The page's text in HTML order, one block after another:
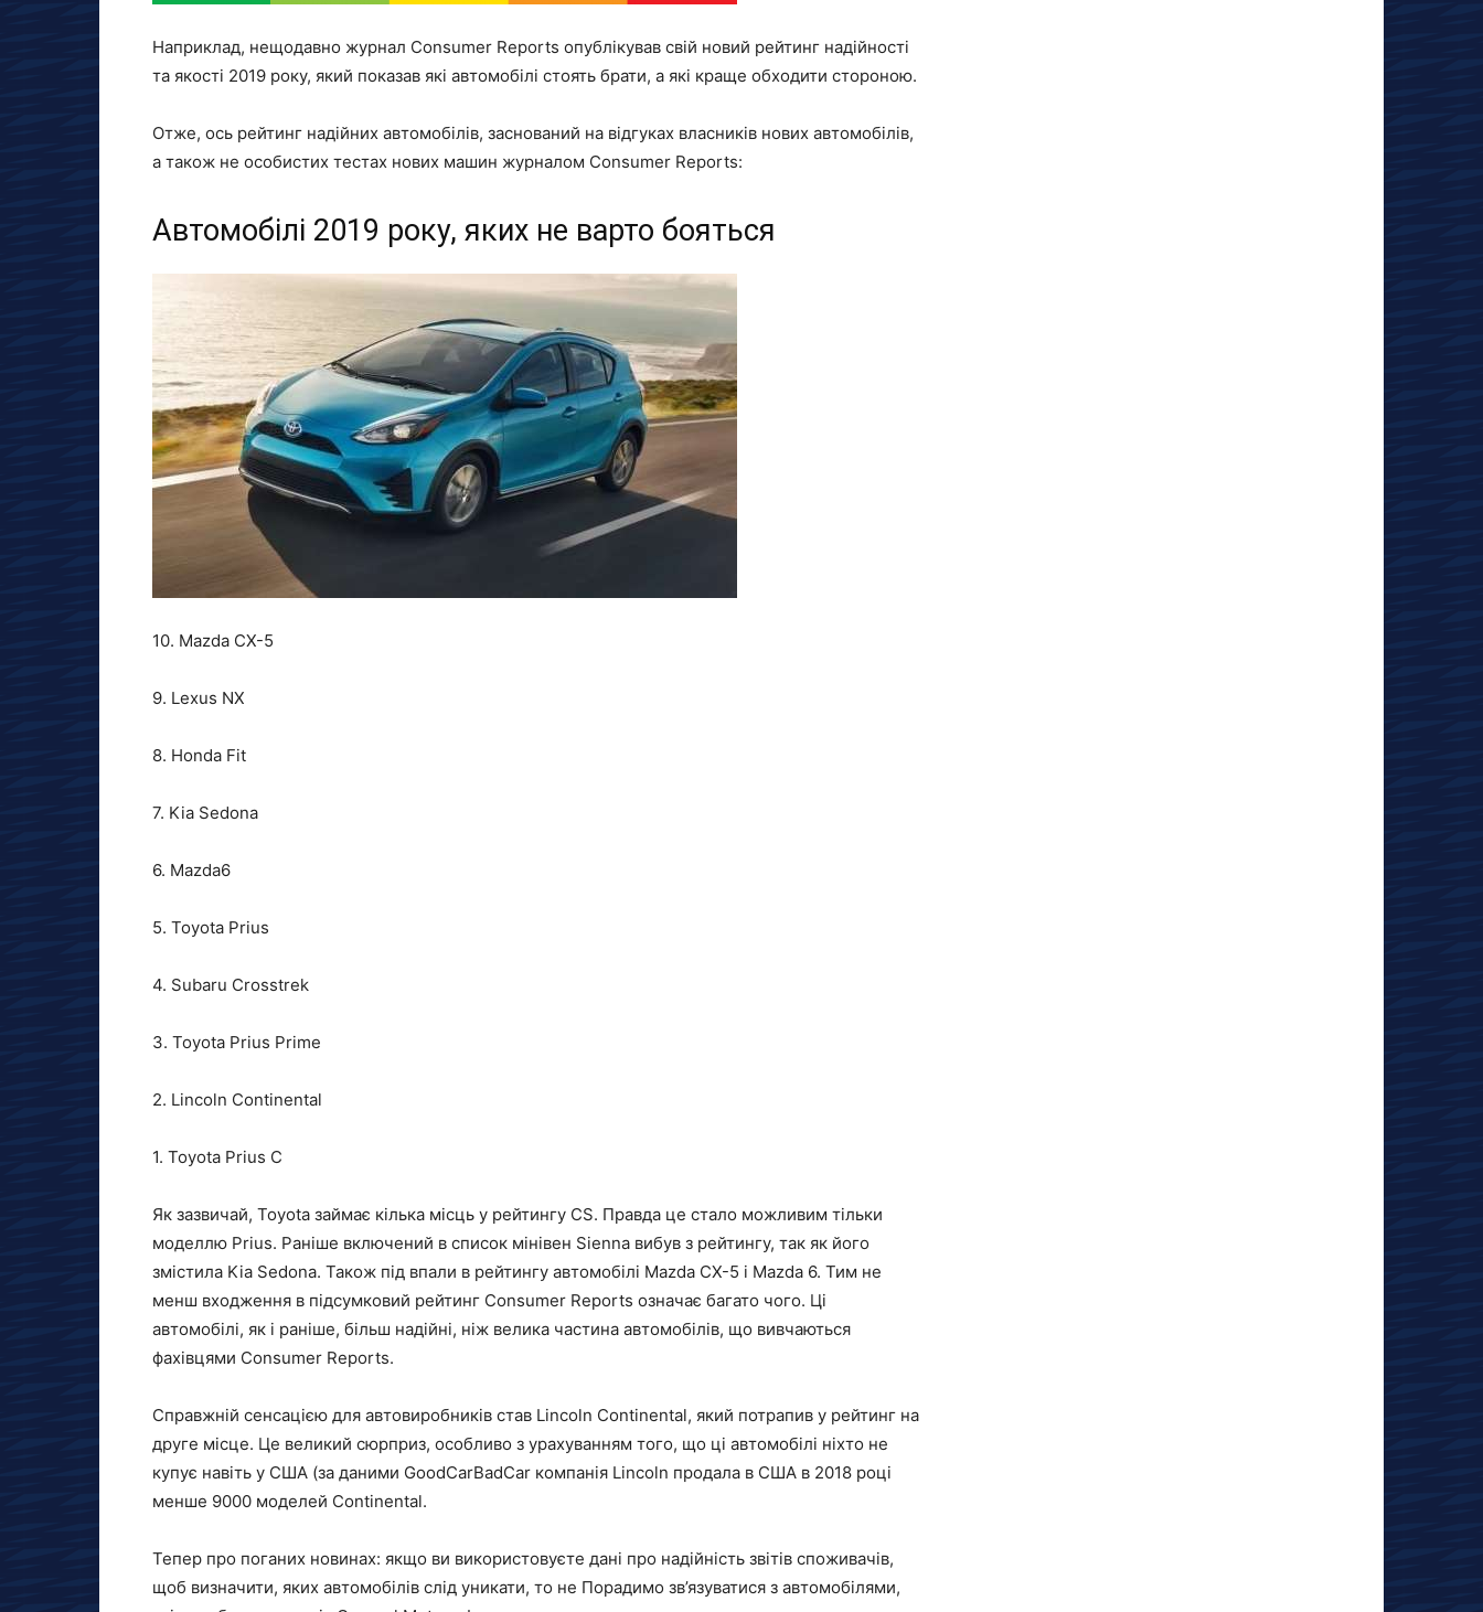
Наприклад, нещодавно журнал Consumer Reports опублікував свій новий рейтинг надійності
та якості 2019 року, який показав які автомобілі стоять брати, а які краще обходити стороною.
Отже, ось рейтинг надійних автомобілів, заснований на відгуках власників нових автомобілів,
а також не особистих тестах нових машин журналом Consumer Reports:
Автомобілі 2019 року, яких не варто бояться
10. Mazda CX-5
9. Lexus NX
8. Honda Fit
7. Kia Sedona
6. Mazda6
5. Toyota Prius
4. Subaru Crosstrek
3. Toyota Prius Prime
2. Lincoln Continental
1. Toyota Prius C
Як зазвичай, Toyota займає кілька місць у рейтингу CS. Правда це стало можливим тільки
моделлю Prius. Раніше включений в список мінівен Sienna вибув з рейтингу, так як його
змістила Kia Sedona. Також під впали в рейтингу автомобілі Mazda CX-5 і Mazda 6. Тим не
менш входження в підсумковий рейтинг Consumer Reports означає багато чого. Ці
автомобілі, як і раніше, більш надійні, ніж велика частина автомобілів, що вивчаються
фахівцями Consumer Reports.
Справжній сенсацією для автовиробників став Lincoln Continental, який потрапив у рейтинг на
друге місце. Це великий сюрприз, особливо з урахуванням того, що ці автомобілі ніхто не
купує навіть у США (за даними GoodCarBadCar компанія Lincoln продала в США в 2018 році
менше 9000 моделей Continental.
Тепер про поганих новинах: якщо ви використовуєте дані про надійність звітів споживачів,
щоб визначити, яких автомобілів слід уникати, то не Порадимо зв’язуватися з автомобілями,